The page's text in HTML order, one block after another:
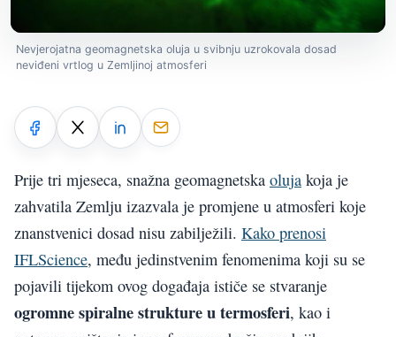
Nevjerojatna geomagnetska oluja u svibnju uzrokovala dosad
neviđeni vrtlog u Zemljinoj atmosferi
Prije tri mjeseca, snažna geomagnetska oluja koja je
zahvatila Zemlju izazvala je promjene u atmosferi koje
znanstvenici dosad nisu zabilježili. Kako prenosi
IFLScience, među jedinstvenim fenomenima koji su se
pojavili tijekom ovog događaja ističe se stvaranje
ogromne spiralne strukture u termosferi, kao i